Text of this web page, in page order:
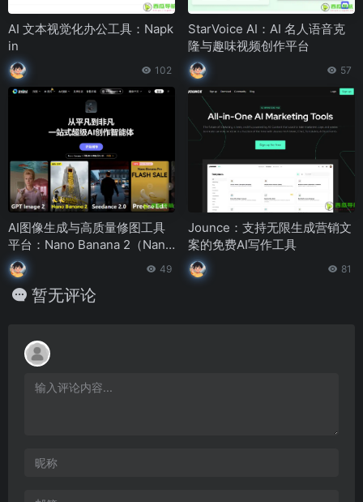
AI 文本视觉化办公工具：Napk
in
102
StarVoice AI：AI 名人语音克
隆与趣味视频创作平台
57
AI图像生成与高质量修图工具
平台：Nano Banana 2（Nano
Banana Pro）
49
Jounce：支持无限生成营销文
案的免费AI写作工具
81
暂无评论